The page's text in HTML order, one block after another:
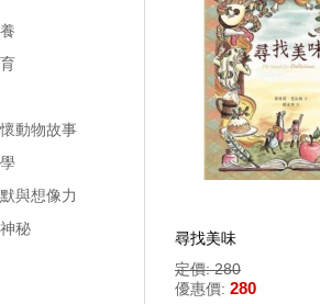
動物故事
與想像力
秘
尋找美味
定價: 280
優惠價: 280